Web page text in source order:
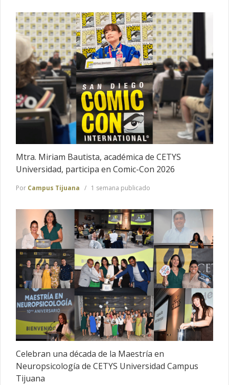
Mtra. Miriam Bautista, académica de CETYS
Universidad, participa en Comic-Con 2026
Por Campus Tijuana 1 semana publicado
Celebran una década de la Maestría en
Neuropsicología de CETYS Universidad Campus
Tijuana